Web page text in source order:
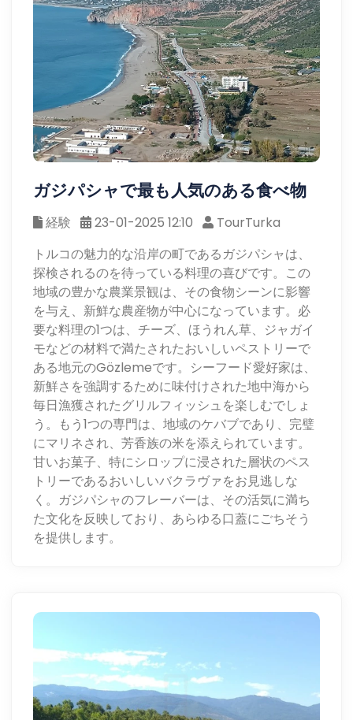
ガジパシャで最も人気のある食べ物
経験 23-01-2025 12:10
TourTurka
トルコの魅力的な沿岸の町であるガジパシャは、
探検されるのを待っている料理の喜びです。この
地域の豊かな農業景観は、その食物シーンに影響
を与え、新鮮な農産物が中心になっています。必
要な料理の1つは、チーズ、ほうれん草、ジャガイ
モなどの材料で満たされたおいしいペストリーで
ある地元のGözlemeです。シーフード愛好家は、
新鮮さを強調するために味付けされた地中海から
毎日漁獲されたグリルフィッシュを楽しむでしょ
う。もう1つの専門は、地域のケバブであり、完璧
にマリネされ、芳香族の米を添えられています。
甘いお菓子、特にシロップに浸された層状のペス
トリーであるおいしいバクラヴァをお見逃しな
く。ガジパシャのフレーバーは、その活気に満ち
た文化を反映しており、あらゆる口蓋にごちそう
を提供します。